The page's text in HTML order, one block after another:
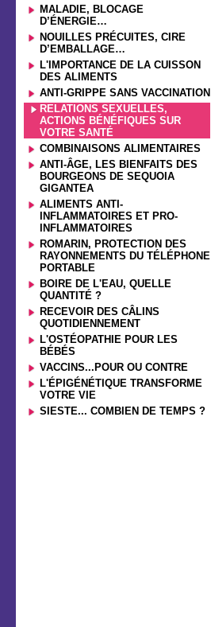
MALADIE, BLOCAGE
D’ÉNERGIE…
NOUILLES PRÉCUITES, CIRE
D’EMBALLAGE…
L'IMPORTANCE DE LA CUISSON
DES ALIMENTS
ANTI-GRIPPE SANS VACCINATION
RELATIONS SEXUELLES,
ACTIONS BÉNÉFIQUES SUR
VOTRE SANTÉ
COMBINAISONS ALIMENTAIRES
ANTI-ÂGE, LES BIENFAITS DES
BOURGEONS DE SEQUOIA
GIGANTEA
ALIMENTS ANTI-
INFLAMMATOIRES ET PRO-
INFLAMMATOIRES
ROMARIN, PROTECTION DES
RAYONNEMENTS DU TÉLÉPHONE
PORTABLE
BOIRE DE L'EAU, QUELLE
QUANTITÉ ?
RECEVOIR DES CÂLINS
QUOTIDIENNEMENT
L'OSTÉOPATHIE POUR LES
BÉBÉS
VACCINS...POUR OU CONTRE
L'ÉPIGÉNÉTIQUE TRANSFORME
VOTRE VIE
SIESTE... COMBIEN DE TEMPS ?